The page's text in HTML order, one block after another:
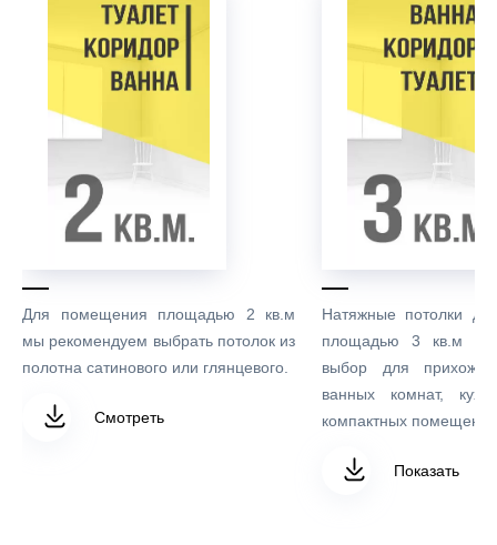
Для помещения площадью 2 кв.м
мы рекомендуем выбрать потолок из
полотна сатинового или глянцевого.
Смотреть
Натяжные потолки
площадью 3 кв.м –
выбор для
ванных комнат,
компактных
Показать